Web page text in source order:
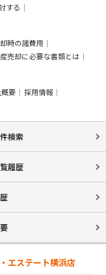
する
時の諸費用
売却に必要な書類とは
要
採用情報
検索
履歴
エステート横浜店